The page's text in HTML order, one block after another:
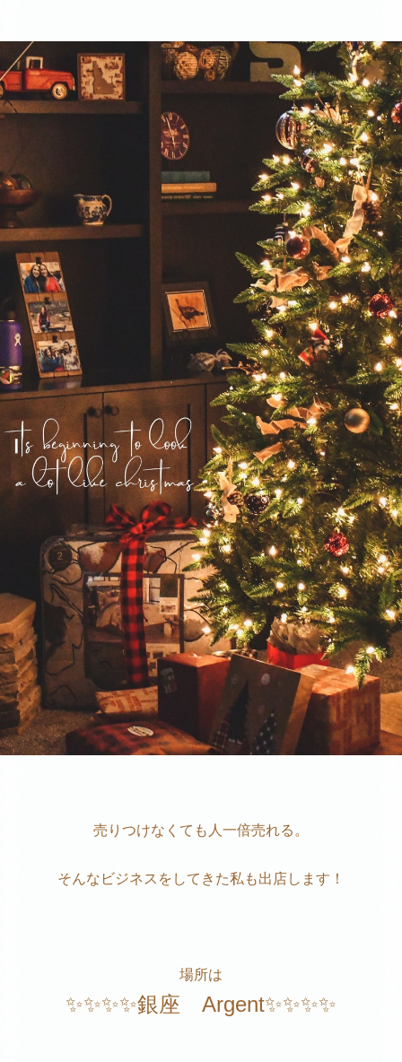
売りつけなくても人一倍売れる。
そんなビジネスをしてきた私も出店します！
場所は
✨✨✨✨銀座 Argent✨✨✨✨